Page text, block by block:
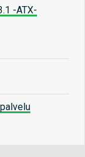
-ATX-